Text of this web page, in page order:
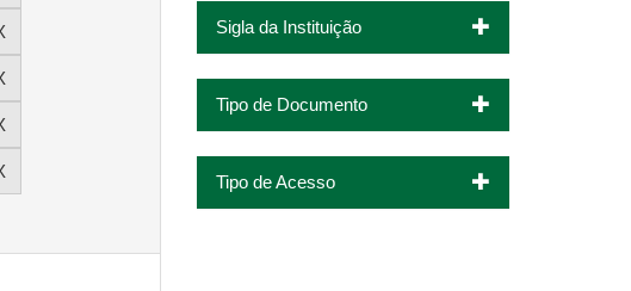
Sigla da Instituição
Tipo de Documento
Tipo de Acesso